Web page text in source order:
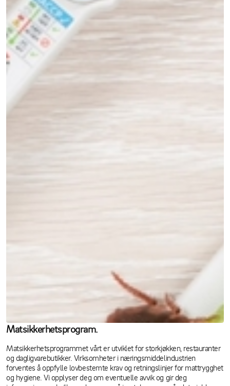
Matsikkerhetsprogram.
Matsikkerhetsprogrammet vårt er utviklet for storkjøkken, restauranter
og dagligvarebutikker. Virksomheter i næringsmiddelindustrien
forventes å oppfylle lovbestemte krav og retningslinjer for mattrygghet
og hygiene. Vi opplyser deg om eventuelle avvik og gir deg